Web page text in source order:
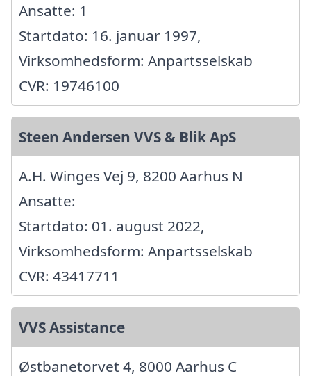
Ansatte: 1
Startdato: 16. januar 1997,
Virksomhedsform: Anpartsselskab
CVR: 19746100
Steen Andersen VVS & Blik ApS
A.H. Winges Vej 9, 8200 Aarhus N
Ansatte:
Startdato: 01. august 2022,
Virksomhedsform: Anpartsselskab
CVR: 43417711
VVS Assistance
Østbanetorvet 4, 8000 Aarhus C